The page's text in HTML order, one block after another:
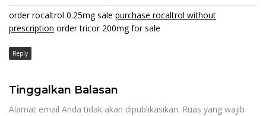
order rocaltrol 0.25mg sale purchase rocaltrol without
prescription order tricor 200mg for sale
Reply
Tinggalkan Balasan
Alamat email Anda tidak akan dipublikasikan. Ruas yang wajib